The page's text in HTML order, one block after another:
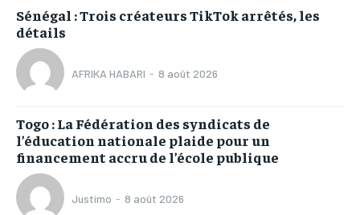
Sénégal : Trois créateurs TikTok arrêtés, les
détails
AFRIKA HABARI - 8 août 2026
Togo : La Fédération des syndicats de
l’éducation nationale plaide pour un
financement accru de l’école publique
Justimo - 8 août 2026